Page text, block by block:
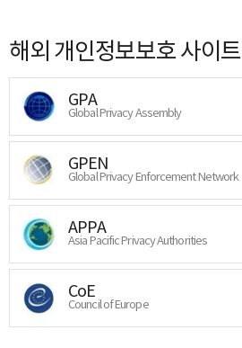
해외 개인정보보호 사이트
GPA
Global Privacy Assembly
GPEN
Global Privacy Enforcement Network
APPA
Asia Pacific Privacy Authorities
CoE
Council of Europe